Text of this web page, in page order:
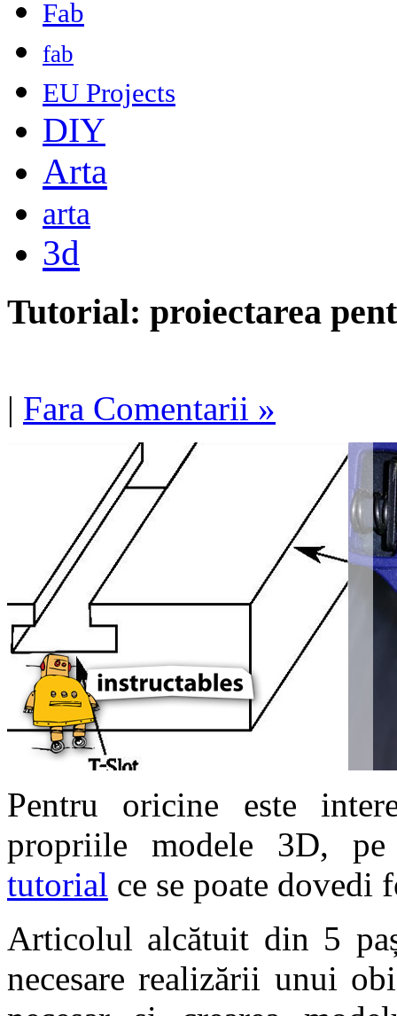
Fab
fab
EU Projects
DIY
Arta
arta
3d
Tutorial: proiectarea
| Fara Comentarii »
Pentru oricine este
propriile modele 3D,
tutorial ce se poate dovedi
Articolul alcătuit din 5
necesare realizării unui